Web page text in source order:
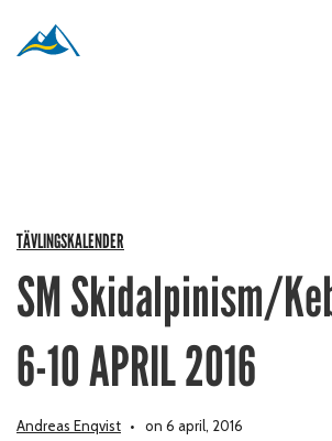
TÄVLINGSKALENDER
SM Skidalpinism/
6-10 APRIL 2016
Andreas Enqvist on 6 april, 2016